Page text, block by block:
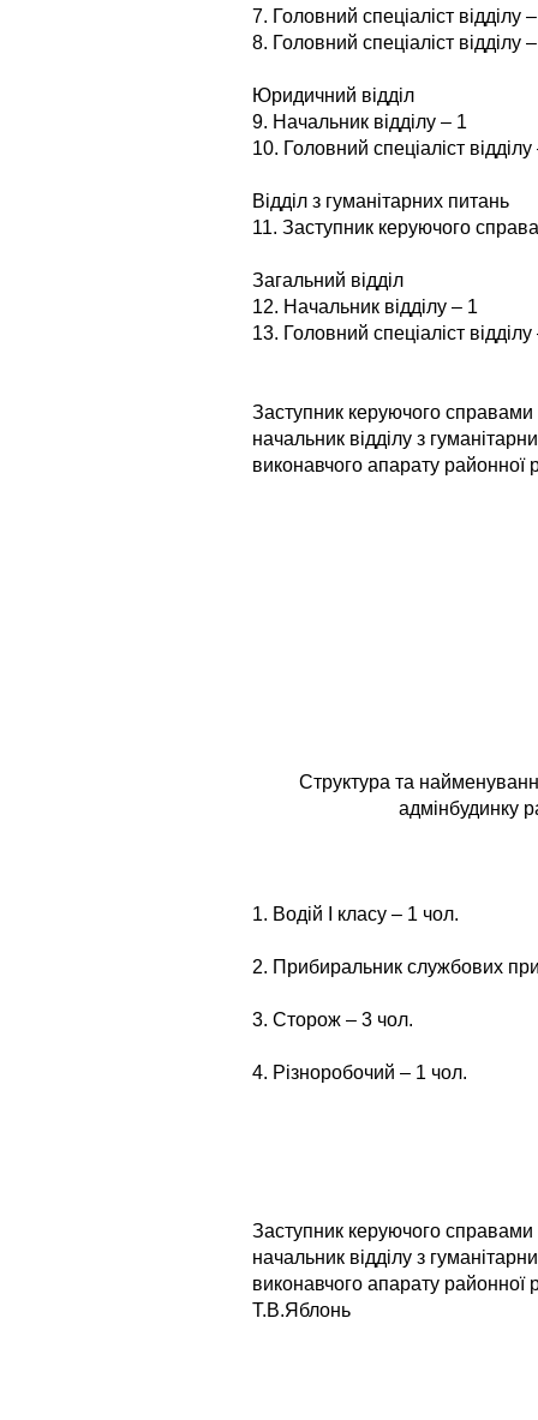
7. Головний спеціаліст відділу
8. Головний спеціаліст відділу
Юридичний відділ
9. Начальник відділу – 1
10. Головний спеціаліст
Відділ з гуманітарних питань
11. Заступник керуючого
Загальний відділ
12. Начальник відділу – 1
13. Головний спеціаліст
Заступник керуючого справами
начальник відділу з
виконавчого апарату районної
Структура та
адмінбудинку
1. Водій І класу – 1 чол.
2. Прибиральник службових
3. Сторож – 3 чол.
4. Різноробочий – 1 чол.
Заступник керуючого справами
начальник відділу з
виконавчого
Т.В.Яблонь